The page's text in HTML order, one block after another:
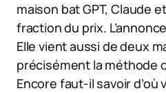
maison bat GPT, Claude
fraction du prix.
Elle vient aussi de deux
précisément la méthode
Encore faut-il savoir d’où